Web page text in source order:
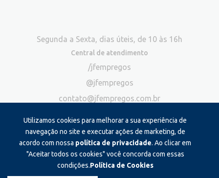
Utilizamos cookies para melhorar a sua experiência de
navegação no site e executar ações de marketing, de
acordo com nossa política de privacidade. Ao clicar em
"Aceitar todos os cookies" você concorda com essas
condições.Política de Cookies
Segunda a Sexta, dias úteis, de 10 às 16h
Central de atendimento
/jfempregos
@jfempregos
contato@jfempregos.com.br
Publicidade
*Exclusivo para atendimento via chat. Não atendemos ligações neste
canal
Produzido e administrado por: